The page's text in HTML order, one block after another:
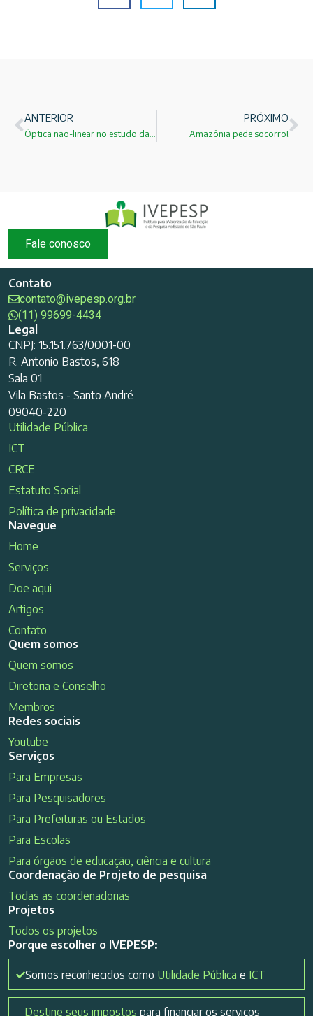
ANTERIOR PRÓXIMO
Amazônia pede socorro!
Fale conosco
Contato
contato@ivepesp.org.br
(11) 99699-4434
Legal
CNPJ: 15.151.763/0001-00
R. Antonio Bastos, 618
Sala 01
Vila Bastos - Santo André
09040-220
Utilidade Pública
ICT
CRCE
Estatuto Social
Política de privacidade
Navegue
Home
Serviços
Doe aqui
Artigos
Contato
Quem somos
Quem somos
Diretoria e Conselho
Membros
Redes sociais
Youtube
Serviços
Para Empresas
Para Pesquisadores
Para Prefeituras ou Estados
Para Escolas
Para órgãos de educação, ciência e cultura
Coordenação de Projeto de pesquisa
Todas as coordenadorias
Projetos
Todos os projetos
Porque escolher o IVEPESP:
Somos reconhecidos como Utilidade Pública e ICT
Destine seus impostos para financiar os serviços